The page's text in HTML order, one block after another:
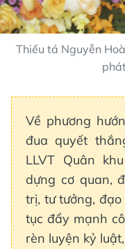
Thiếu tá Nguyễn
Về phương
đua quyết
LLVT Quân
dựng cơ quan,
trị, tư tưởng,
tục đẩy mạnh
rèn luyện kỷ